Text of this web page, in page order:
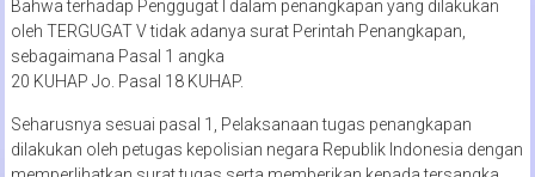
Bahwa terhadap Penggugat I dalam penangkapan yang dilakukan
oleh TERGUGAT V tidak adanya surat Perintah Penangkapan,
sebagaimana Pasal 1 angka
20 KUHAP Jo. Pasal 18 KUHAP.
Seharusnya sesuai pasal 1, Pelaksanaan tugas penangkapan
dilakukan oleh petugas kepolisian negara Republik Indonesia dengan